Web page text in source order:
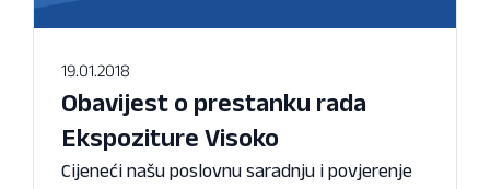
19.01.2018
Obavijest o prestanku rada
Ekspoziture Visoko
Cijeneći našu poslovnu saradnju i povjerenje